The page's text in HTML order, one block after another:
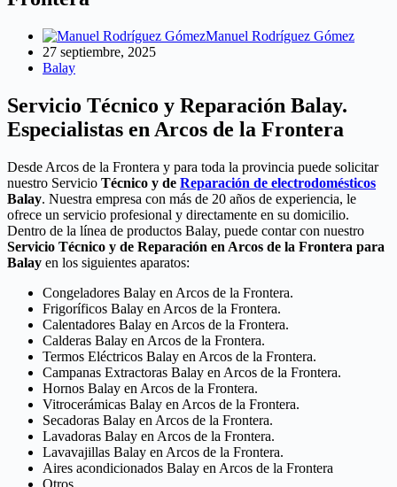
Manuel Rodríguez Gómez
27 septiembre, 2025
Balay
Servicio Técnico y Reparación Balay.
Especialistas en Arcos de la Frontera
Desde Arcos de la Frontera y para toda la provincia puede solicitar
nuestro Servicio Técnico y de Reparación de electrodomésticos
Balay. Nuestra empresa con más de 20 años de experiencia, le
ofrece un servicio profesional y directamente en su domicilio.
Dentro de la línea de productos Balay, puede contar con nuestro
Servicio Técnico y de Reparación en Arcos de la Frontera para
Balay en los siguientes aparatos:
Congeladores Balay en Arcos de la Frontera.
Frigoríficos Balay en Arcos de la Frontera.
Calentadores Balay en Arcos de la Frontera.
Calderas Balay en Arcos de la Frontera.
Termos Eléctricos Balay en Arcos de la Frontera.
Campanas Extractoras Balay en Arcos de la Frontera.
Hornos Balay en Arcos de la Frontera.
Vitrocerámicas Balay en Arcos de la Frontera.
Secadoras Balay en Arcos de la Frontera.
Lavadoras Balay en Arcos de la Frontera.
Lavavajillas Balay en Arcos de la Frontera.
Aires acondicionados Balay en Arcos de la Frontera
Otros.